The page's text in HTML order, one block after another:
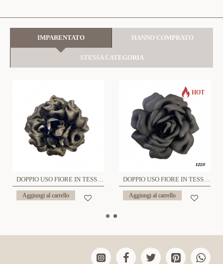
IMPARENTATO HANNO COMPRATO
STESSA CATEGORIA
DOPPIO USO FIORE IN TESSUTO SPILLA E FERMAGLIO - YY2360F83
Aggiungi al carrello
HOT
DOPPIO USO FIORE IN TESSUTO SPILLA E FERMAGLIO - YY2360F84
Aggiungi al carrello